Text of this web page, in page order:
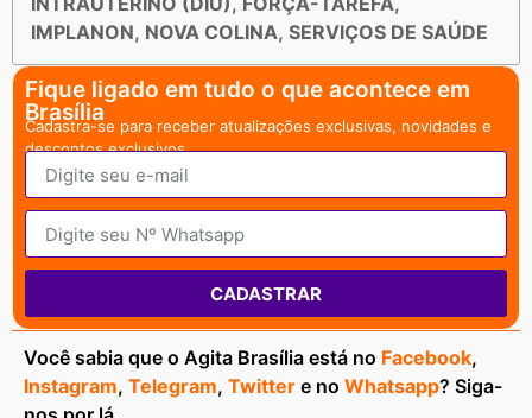
IMPLANON, NOVA COLINA, SERVIÇOS DE SAÚDE
Fique ligado em tudo o que acontece em
Brasília
Cadastra-se para receber atualizações exclusivas, novidades e
descontos exclusivos.
CADASTRAR
Você sabia que o Agita Brasília está no Facebook,
Instagram, Telegram, Twitter e no Whatsapp? Siga-